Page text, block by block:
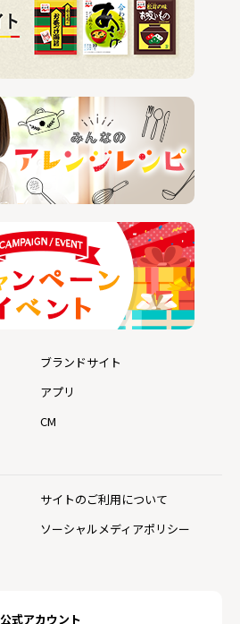
公式アカウント
ブランドサイト
アプリ
CM
サイトのご利用について
ソーシャルメディアポリシー